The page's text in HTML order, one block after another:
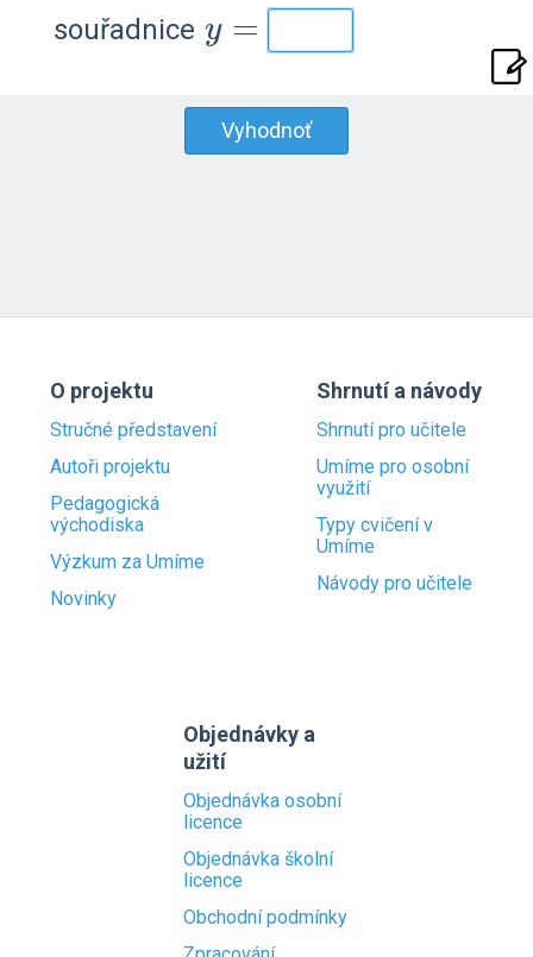
souřadnice y=
y =
Vyhodnoť
O projektu
Stručné představení
Autoři projektu
Pedagogická
východiska
Výzkum za Umíme
Novinky
Shrnutí a návody
Shrnutí pro učitele
Umíme pro osobní
využití
Typy cvičení v
Umíme
Návody pro učitele
Objednávky a
užití
Objednávka osobní
licence
Objednávka školní
licence
Obchodní podmínky